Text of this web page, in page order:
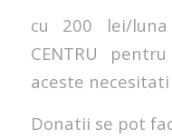
cu 200 lei/
CENTRU
aceste
Donatii se pot